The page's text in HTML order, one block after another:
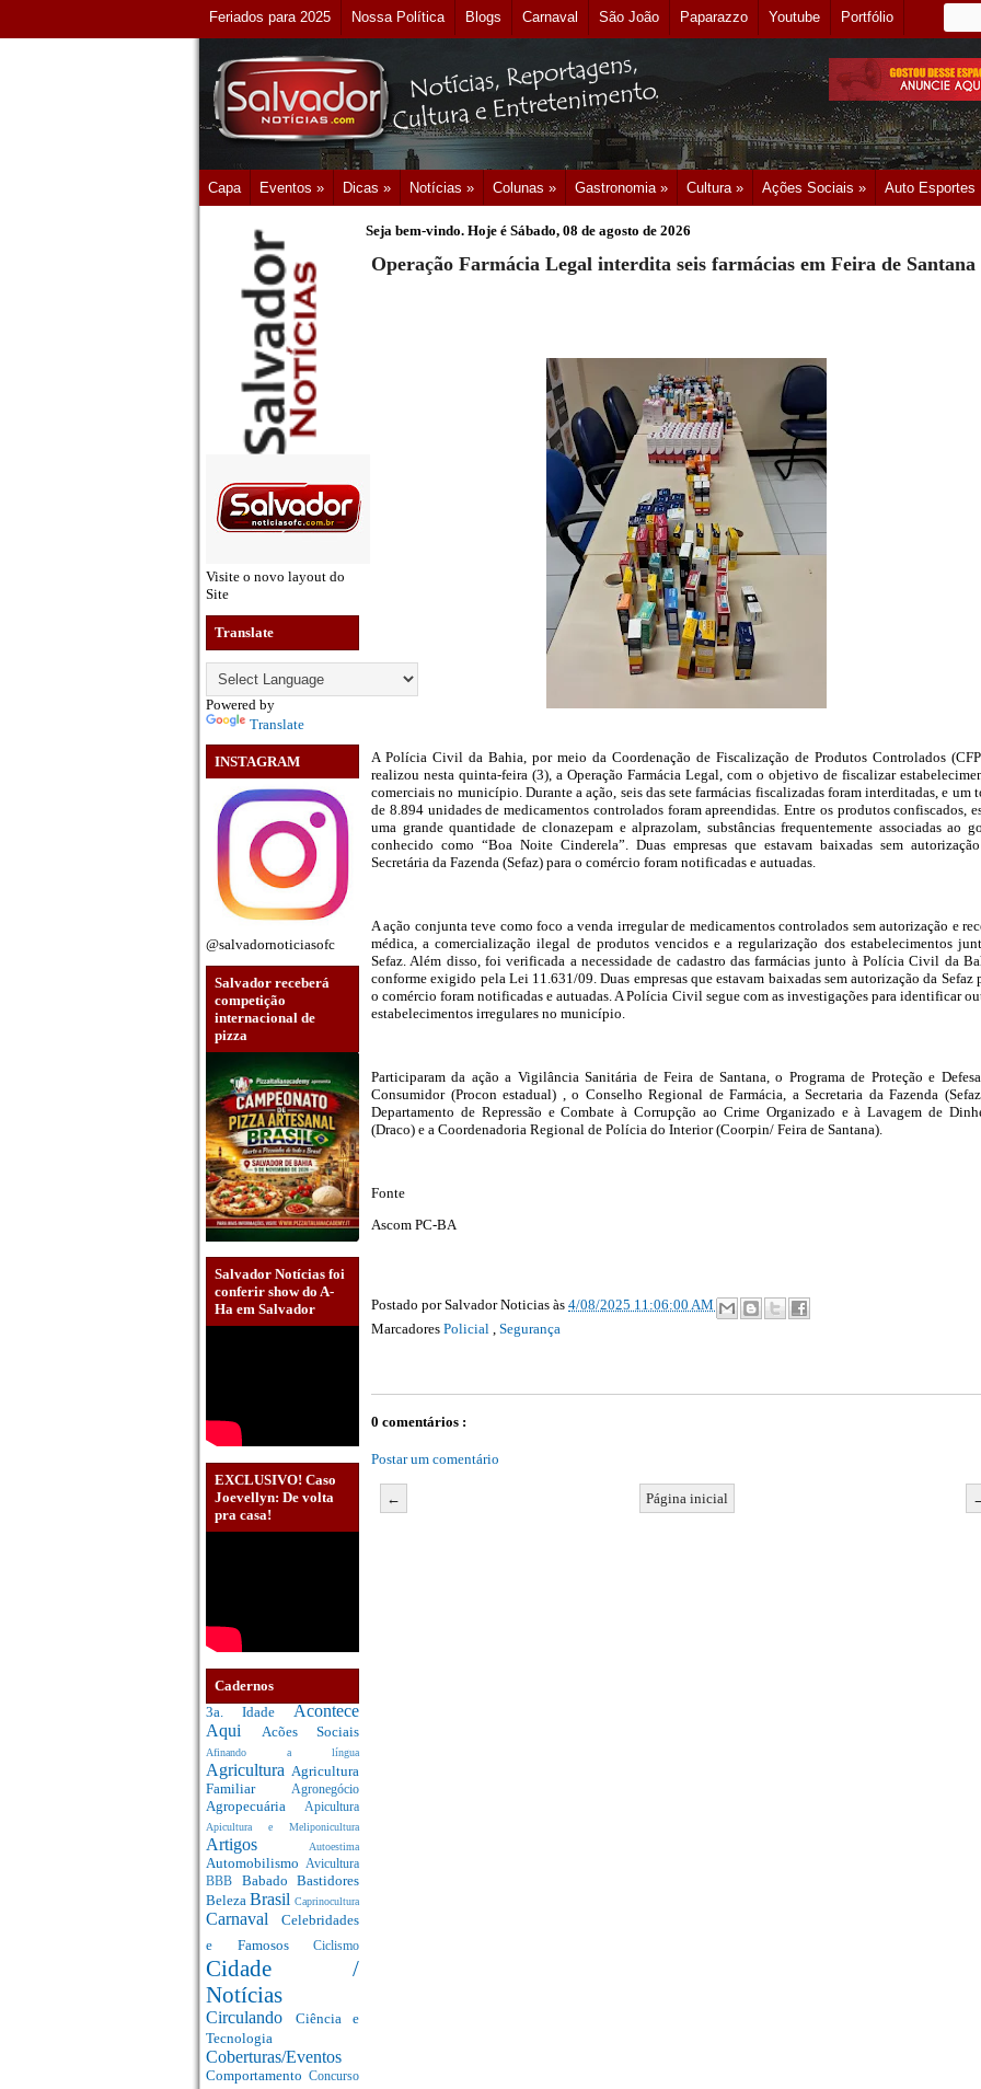
Feriados para 2025 Nossa Política Blogs Carnaval São João Paparazzo Youtube Portfólio
Capa Eventos » Dicas » Notícias » Colunas » Gastronomia » Cultura » Ações Sociais » Auto Esportes
Visite o novo layout do
Site
Translate
Powered by
Translate
INSTAGRAM
@salvadornoticiasofc
Salvador receberá
competição
internacional de
pizza
Salvador Notícias foi
conferir show do A-
Ha em Salvador
EXCLUSIVO! Caso
Joevellyn: De volta
pra casa!
Cadernos
3a. Idade Acontece
Aqui Acões Sociais
Afinando a língua
Agricultura Agricultura
Familiar Agronegócio
Agropecuária Apicultura
Apicultura e Meliponicultura
Artigos Autoestima
Automobilismo Avicultura
BBB Babado Bastidores
Beleza Brasil Caprinocultura
Carnaval Celebridades
e Famosos Ciclismo
Cidade /
Notícias
Circulando Ciência e
Tecnologia
Coberturas/Eventos
Comportamento Concurso
Seja bem-vindo. Hoje é Sábado, 08 de agosto de 2026
Operação Farmácia Legal interdita seis farmácias em Feira de Santana
A Polícia Civil da Bahia, por meio da Coordenação de Fiscalização de Produtos Controlados
realizou nesta quinta-feira (3), a Operação Farmácia Legal, com o objetivo de fiscalizar
comerciais no município. Durante a ação, seis das sete farmácias fiscalizadas foram interditadas, e um
de 8.894 unidades de medicamentos controlados foram apreendidas. Entre os produtos confiscados,
uma grande quantidade de clonazepam e alprazolam, substâncias frequentemente associadas ao
conhecido como “Boa Noite Cinderela”. Duas empresas que estavam baixadas sem
Secretária da Fazenda (Sefaz) para o comércio foram notificadas e autuadas.
A ação conjunta teve como foco a venda irregular de medicamentos controlados sem autorização e
médica, a comercialização ilegal de produtos vencidos e a regularização dos estabelecimentos
Sefaz. Além disso, foi verificada a necessidade de cadastro das farmácias junto à Polícia Civil da
conforme exigido pela Lei 11.631/09. Duas empresas que estavam baixadas sem autorização da Sefaz
o comércio foram notificadas e autuadas. A Polícia Civil segue com as investigações para identificar
estabelecimentos irregulares no município.
Participaram da ação a Vigilância Sanitária de Feira de Santana, o Programa de Proteção e
Consumidor (Procon estadual) , o Conselho Regional de Farmácia, a Secretaria da Fazenda
Departamento de Repressão e Combate à Corrupção ao Crime Organizado e à Lavagem de
(Draco) e a Coordenadoria Regional de Polícia do Interior (Coorpin/ Feira de Santana).
Fonte
Ascom PC-BA
Postado porSalvador Noticias às 4/08/2025 11:06:00 AM
Marcadores Policial , Segurança
0 comentários :
Postar um comentário
← Página inicial